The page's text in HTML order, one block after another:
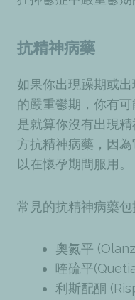
抗精神病藥
如果你出現躁期或出
的嚴重鬱期，你有
是就算你沒有出現
方抗精神病藥，因
以在懷孕期間服用。
常見的抗精神病藥包
奧氮平
喹硫平
利斯配酮